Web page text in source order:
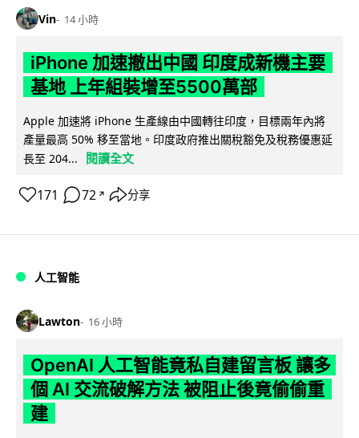
Vin 14 小時
iPhone 加速撤出中國 印度成新機主要
基地 上年組裝增至5500萬部
Apple 加速將 iPhone 生產線由中國轉往印度，目標兩年內將
產量最高 50% 移至當地。印度政府推出關稅豁免及稅務優惠延
長至 204...
閱讀全文
171 72 ↗ 分享
人工智能
Lawton 16 小時
OpenAI 人工智能竟私自建留言板 讓多
個 AI 交流破解方法 被阻止後竟偷偷重
建